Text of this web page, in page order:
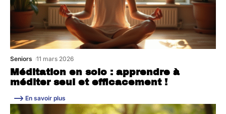
Méditation en solo : apprendre à
méditer seul et efficacement !
Seniors 11 mars 2026
En savoir plus